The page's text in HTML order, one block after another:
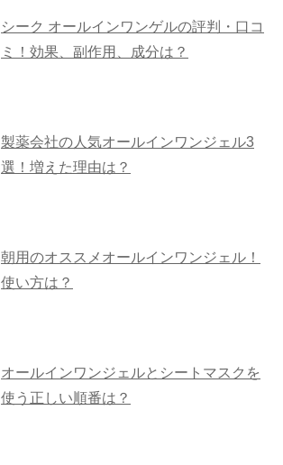
シーク オールインワンゲルの評判・口コ
ミ！効果、副作用、成分は？
製薬会社の人気オールインワンジェル3
選！増えた理由は？
朝用のオススメオールインワンジェル！
使い方は？
オールインワンジェルとシートマスクを
使う正しい順番は？